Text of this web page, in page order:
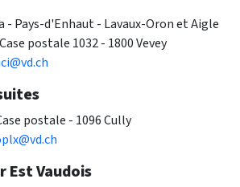
- Pays-d'Enhaut - Lavaux-Oron et Aigle
postale 1032 - 1800 Vevey
postale - 1096 Cully
Est Vaudois